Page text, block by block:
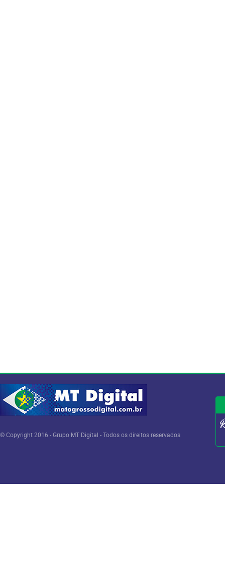
© Copyright 2016 - Grupo MT Digital - Todos os direitos reservados